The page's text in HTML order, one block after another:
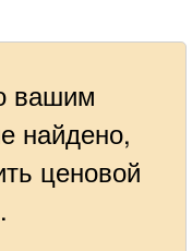
вашим
найдено,
ценовой